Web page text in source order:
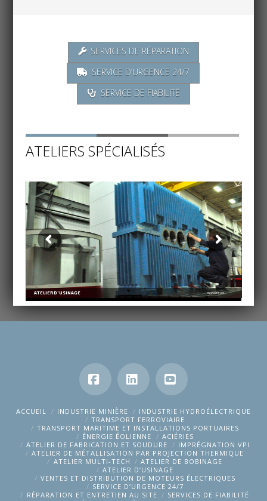
SERVICES DE RÉPARATION
SERVICE D’URGENCE 24/7
SERVICE DE FIABILITÉ
ATELIERS SPÉCIALISÉS
ATELIERD’U SINAGE EN SAVOIR PLUS
FacebookLinkedInYouTube
ACCUEIL INDUSTRIE MINIÈRE
INDUSTRIE HYDROÉLECTRIQUE
TRANSPORT FERROVIAIRE
TRANSPORT MARITIME ET INSTALLATIONS PORTUAIRES
ÉNERGIE ÉOLIENNE
ACIÉRIES
ATELIER DE FABRICATION ET SOUDURE
IMPRÉGNATION VPI
ATELIER DE MÉTALLISATION PAR PROJECTION THERMIQUE
ATELIER MULTI-TECH
ATELIER DE BOBINAGE
ATELIER D’USINAGE
VENTES ET DISTRIBUTION DE MOTEURS ÉLECTRIQUES
SERVICE D’URGENCE 24/7
RÉPARATION ET ENTRETIEN AU SITE
SERVICES DE FIABILITÉ